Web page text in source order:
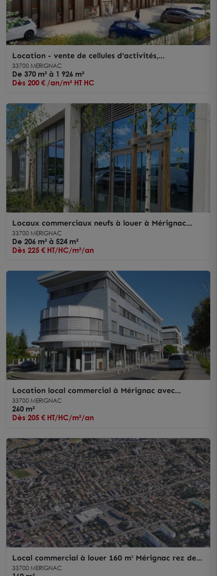
Location - vente de cellules d'activités,
commerciales et bureaux à Mérignac, divisibles à
partir de 112 m²
33700 MERIGNAC
De 370 m² à 1 926 m²
Dès 200 € /an/m² HT HC
Locaux commerciaux neufs à louer à Mérignac
visibilité exceptionnelle
33700 MERIGNAC
De 206 m² à 524 m²
Dès 225 € HT/HC/m²/an
Location local commercial à Mérignac avec
visibilité et accès tramway immédiat
33700 MERIGNAC
260 m²
Dès 205 € HT/HC/m²/an
Local commercial à louer 160 m² Mérignac rez de
chaussée parking
33700 MERIGNAC